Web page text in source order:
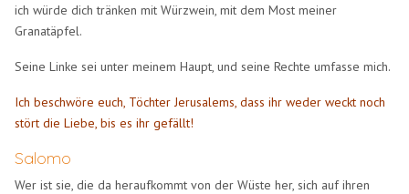
ich würde dich tränken mit Würzwein, mit dem Most meiner
Granatäpfel.
Seine Linke sei unter meinem Haupt, und seine Rechte umfasse mich.
Ich beschwöre euch, Töchter Jerusalems, dass ihr weder weckt noch
stört die Liebe, bis es ihr gefällt!
Salomo
Wer ist sie, die da heraufkommt von der Wüste her, sich auf ihren